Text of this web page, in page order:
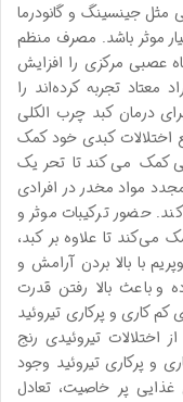
مثل جینسینگ و گانودرما
موثر باشد. مصرف منظم
عصبی مرکزی را افزایش
معتاد تجربه کرده‌اند را
درمان کبد چرب الکلی
اختلالات کبدی خود کمک
کمک می‌کند تا تحریک
مواد مخدر در افرادی
حضور ترکیبات موثر و
می‌کند تا علاوه بر کبد،
با بالا بردن آرامش و
باعث بالا رفتن قدرت
کاری و پرکاری تیروئید
اختلالات تیروئیدی رنج
و پرکاری تیروئید وجود
غذایی پر خاصیت، تعادل